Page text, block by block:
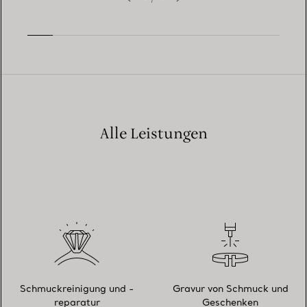
Alle Leistungen
Schmuckreinigung und -
reparatur
Gravur von Schmuck und
Geschenken